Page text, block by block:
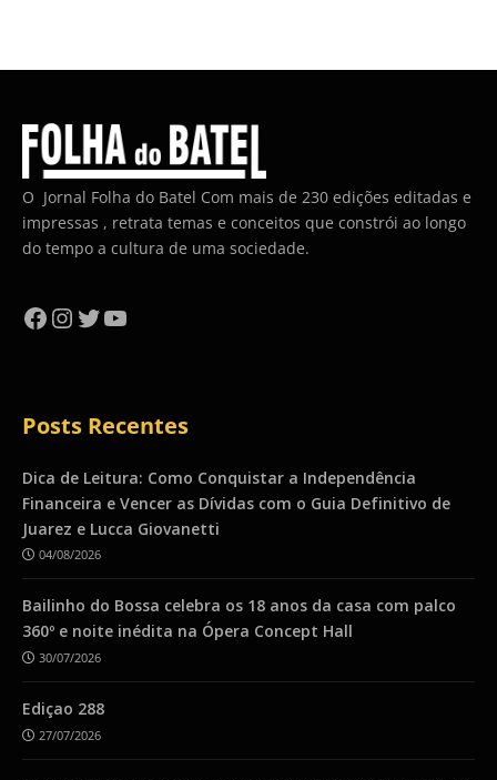
O Jornal Folha do Batel Com mais de 230 edições editadas e
impressas , retrata temas e conceitos que constrói ao longo
do tempo a cultura de uma sociedade.
Facebook
Instagram
Twitter
YouTube
Posts Recentes
Dica de Leitura: Como Conquistar a Independência
Financeira e Vencer as Dívidas com o Guia Definitivo de
Juarez e Lucca Giovanetti
04/08/2026
Bailinho do Bossa celebra os 18 anos da casa com palco
360º e noite inédita na Ópera Concept Hall
30/07/2026
Ediçao 288
27/07/2026